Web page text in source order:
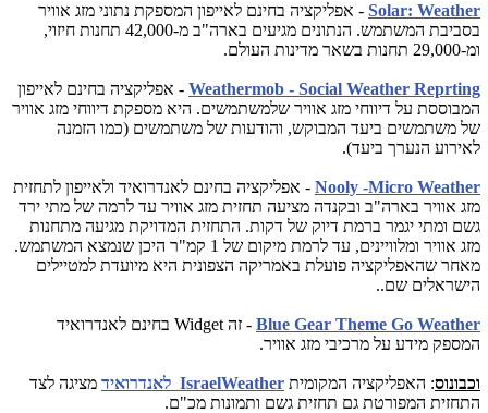
Solar: Weather - אפליקציה בחינם לאייפון המספקת נתוני מזג אוויר
בסביבת המשתמש. הנתונים מגיעים בארה"ב מ-42,000 תחנות חיזוי,
ומ-29,000 תחנות בשאר מדינות העולם.
Weathermob - Social Weather Reprting - אפליקציה בחינם לאייפון
המבוססת על דיווחי מזג אוויר שלמשתמשים. היא מספקת דיווחי מזג אוויר
של משתמשים ביעד המבוקש, והודעות של משתמשים (כמו הזמנה
לאירוע הנערך ביעד).
Nooly -Micro Weather - אפליקציה בחינם לאנדרואיד ולאייפון לתחזית
מזג אוויר בארה"ב ובקנדה מציעה תחזית מזג אוויר עד לרמה של מתי ירד
גשם ומתי יגמר ברמת דיוק של דקות. התחזית המדויקת מגיעה מתחנות
מזג אוויר ומלוויינים, עד לרמת מיקום של 1 קמ"ר היכן שנמצא המשתמש.
מאחר שהאפליקציה פועלת באמריקה הצפונית היא מיועדת למטיילים
הישראלים שם..
Blue Gear Theme Go Weather
- זה Widget בחינם לאנדרואיד
המספק מידע על מרכיבי מזג אוויר.
וכבונוס: האפליקציה המקומית IsraelWeather לאנדרואיד
מציגה לצד
התחזית המפורטת גם תחזית גשם ותמונות מכ"ם.